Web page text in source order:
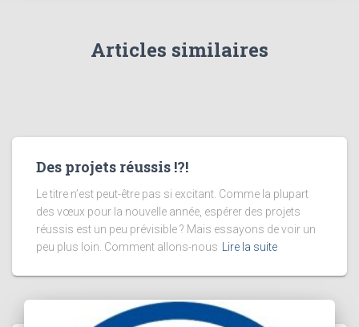
Articles similaires
Des projets réussis !?!
Le titre n’est peut-être pas si excitant. Comme la plupart
des vœux pour la nouvelle année, espérer des projets
réussis est un peu prévisible ? Mais essayons de voir un
peu plus loin. Comment allons-nous
Lire la suite